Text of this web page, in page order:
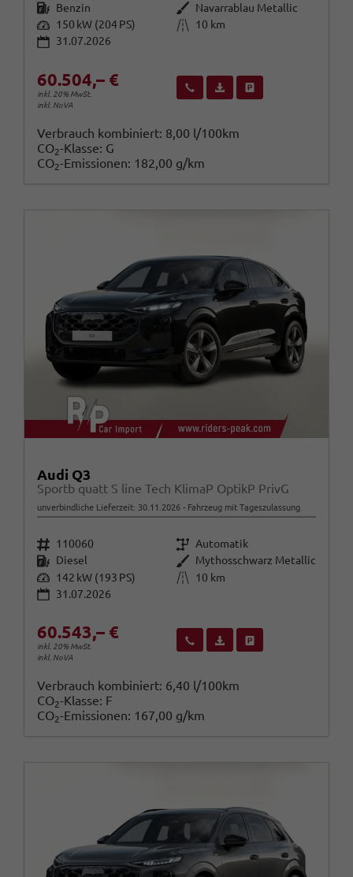
Kraftstoff Benzin Außenfarbe
Navarrablau Metallic
Leistung 150 kW (204 PS) Kilometerstand
10 km
31.07.2026
60.504,– €
inkl. 20% MwSt.
inkl. NoVA
Wir rufen Sie anFahrzeugexposé (PDF)
Verbrauch kombiniert: 8,00 l/100km
CO2-Klasse: G
CO2-Emissionen: 182,00 g/km
Audi Q3
Sportb quatt S line Tech KlimaP OptikP PrivG
unverbindliche Lieferzeit: 30.11.2026 Fahrzeug mit Tageszulassung
Fahrzeugnr. 110060 Getriebe Automatik
Kraftstoff Diesel Außenfarbe Mythosschwarz Metallic
Leistung 142 kW (193 PS) Kilometerstand
10 km
31.07.2026
60.543,– €
inkl. 20% MwSt.
inkl. NoVA
Wir rufen Sie anFahrzeugexposé (PDF)
Verbrauch kombiniert: 6,40 l/100km
CO2-Klasse: F
CO2-Emissionen: 167,00 g/km